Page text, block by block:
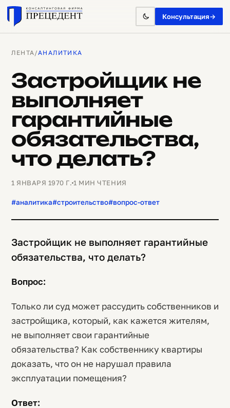
Консультация→
ЛЕНТА/АНАЛИТИКА
Застройщик не
выполняет
гарантийные
обязательства,
что делать?
1 ЯНВАРЯ 1970 Г.1 МИН ЧТЕНИЯ
#аналитика#строительство#вопрос-ответ
Застройщик не выполняет гарантийные
обязательства, что делать?
Вопрос:
Только ли суд может рассудить собственников и
застройщика, который, как кажется жителям,
не выполняет свои гарантийные
обязательства? Как собственнику квартиры
доказать, что он не нарушал правила
эксплуатации помещения?
Ответ: